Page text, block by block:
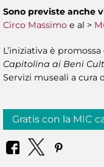
Sono previste anche
Circo Massimo e al >
L’iniziativa è promossa
Capitolina ai Beni
Servizi museali a cura
Gratis con la MIC